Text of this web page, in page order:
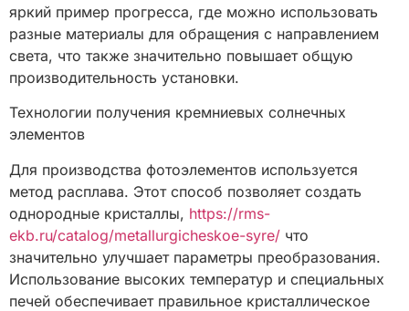
яркий пример прогресса, где можно использовать
разные материалы для обращения с направлением
света, что также значительно повышает общую
производительность установки.
Технологии получения кремниевых солнечных
элементов
Для производства фотоэлементов используется
метод расплава. Этот способ позволяет создать
однородные кристаллы, https://rms-
ekb.ru/catalog/metallurgicheskoe-syre/ что
значительно улучшает параметры преобразования.
Использование высоких температур и специальных
печей обеспечивает правильное кристаллическое